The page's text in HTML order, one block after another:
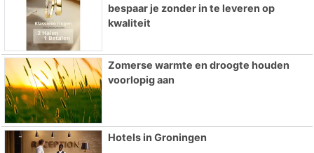
bespaar je zonder in te leveren op
kwaliteit
Zomerse warmte en droogte houden
voorlopig aan
Hotels in Groningen